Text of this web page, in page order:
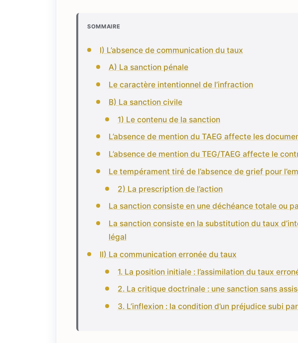
SOMMAIRE
I) L’absence de communication du taux
A) La sanction pénale
Le caractère intentionnel de l’infraction
B) La sanction civile
1) Le contenu de la sanction
L’absence de mention du TAEG affecte les
L’absence de mention du TEG/TAEG affecte le
Le tempérament tiré de l’absence de grief pour
2) La prescription de l’action
La sanction consiste en une déchéance totale ou
La sanction consiste en la substitution du taux
légal
II) La communication erronée du taux
1. La position initiale : l’assimilation du taux
2. La critique doctrinale : une sanction sans
3. L’inflexion : la condition d’un préjudice subi